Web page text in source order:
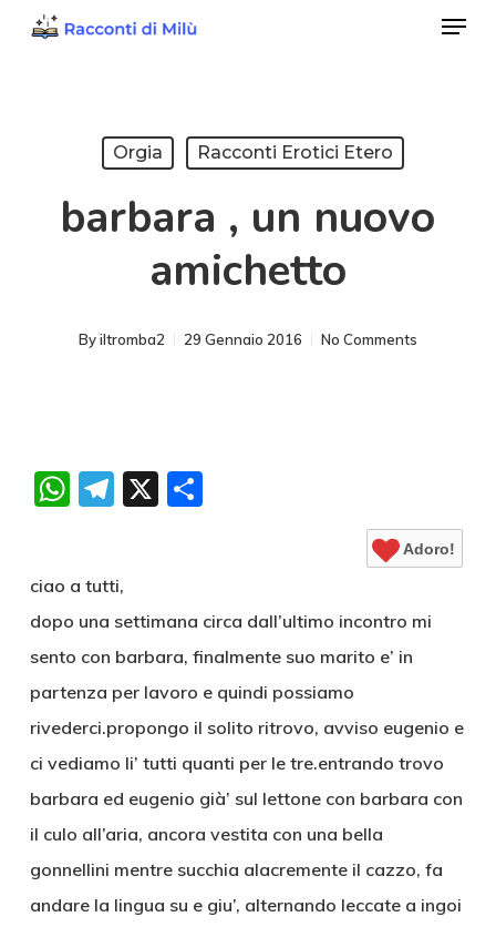
Menu
Orgia Racconti Erotici Etero
barbara , un nuovo
amichetto
Byiltromba2 29 Gennaio 2016 No Comments
WhatsApp
Telegram
X Condividi
Adoro!
ciao a tutti,
dopo una settimana circa dall’ultimo incontro mi
sento con barbara, finalmente suo marito e’ in
partenza per lavoro e quindi possiamo
rivederci.propongo il solito ritrovo, avviso eugenio e
ci vediamo li’ tutti quanti per le tre.entrando trovo
barbara ed eugenio già’ sul lettone con barbara con
il culo all’aria, ancora vestita con una bella
gonnellini mentre succhia alacremente il cazzo, fa
andare la lingua su e giu’, alternando leccate a ingoi